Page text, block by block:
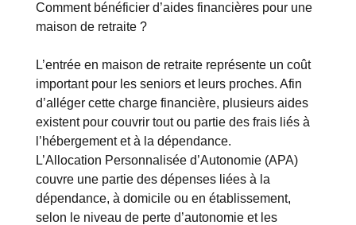
Comment bénéficier d’aides financières pour une
maison de retraite ?
L’entrée en maison de retraite représente un coût
important pour les seniors et leurs proches. Afin
d’alléger cette charge financière, plusieurs aides
existent pour couvrir tout ou partie des frais liés à
l’hébergement et à la dépendance.
L’Allocation Personnalisée d’Autonomie (APA)
couvre une partie des dépenses liées à la
dépendance, à domicile ou en établissement,
selon le niveau de perte d’autonomie et les